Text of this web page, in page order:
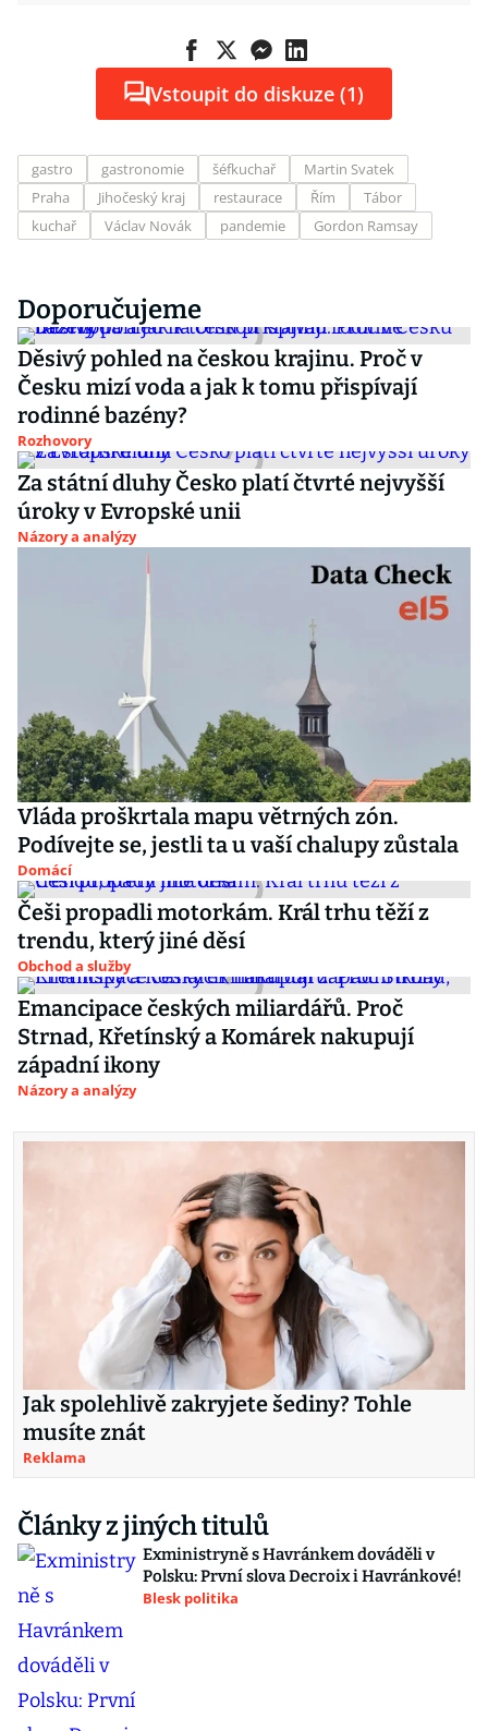
Vstoupit do diskuze (1)
gastro gastronomie šéfkuchař
Martin Svatek
Praha
Jihočeský kraj restaurace Řím
Tábor
kuchař
Václav Novák pandemie Gordon Ramsay
Doporučujeme
Děsivý pohled na českou krajinu. Proč v
Česku mizí voda a jak k tomu přispívají
rodinné bazény?
Rozhovory
Za státní dluhy Česko platí čtvrté nejvyšší
úroky v Evropské unii
Názory a analýzy
Vláda proškrtala mapu větrných zón.
Podívejte se, jestli ta u vaší chalupy zůstala
Domácí
Češi propadli motorkám. Král trhu těží z
trendu, který jiné děsí
Obchod a služby
Emancipace českých miliardářů. Proč
Strnad, Křetínský a Komárek nakupují
západní ikony
Názory a analýzy
Jak spolehlivě zakryjete šediny? Tohle
musíte znát
Reklama
Články z jiných titulů
Exministryně s Havránkem dováděli v
Polsku: První slova Decroix i Havránkové!
Blesk politika